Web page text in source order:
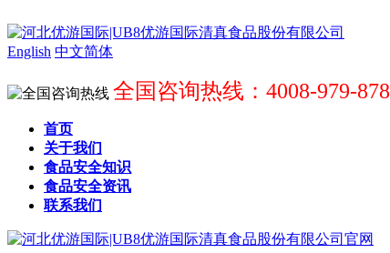
English 中文简体
全国咨询热线：4008-979-878
首页
关于我们
食品安全知识
食品安全资讯
联系我们